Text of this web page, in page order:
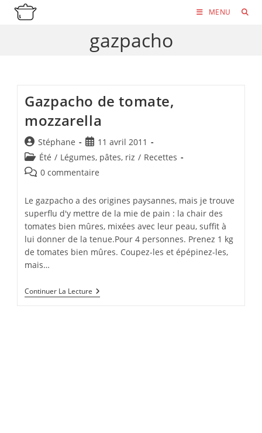
Skip
MENU
gazpacho
Gazpacho de tomate,
mozzarella
Auteur/autrice
de
la
publication :
Stéphane
Publication
publiée :
11 avril 2011
Post
category:
Été / Légumes, pâtes, riz / Recettes
Commentaires
la
publication :
0 commentaire
Le gazpacho a des origines paysannes, mais je trouve
superflu d'y mettre de la mie de pain : la chair des
tomates bien mûres, mixées avec leur peau, suffit à
lui donner de la tenue.Pour 4 personnes. Prenez 1 kg
de tomates bien mûres. Coupez-les et épépinez-les,
mais…
Continuer La Lecture Gazpacho
De